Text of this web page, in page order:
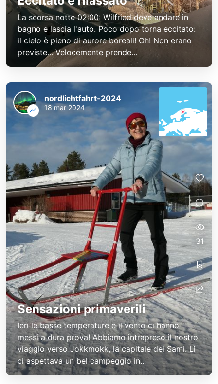
La scorsa notte 02:00: Wilfried deve andare in
bagno e lascia l'auto. Poco dopo torna eccitato:
il cielo è pieno di aurore boreali! Oh! Non erano
previste... Velocemente prende...
Sensazioni primaverili
Ieri le basse temperature e il vento ci hanno
messi a dura prova! Abbiamo intrapreso il nostro
viaggio verso Jokkmokk, la capitale dei Sami. Lì
ci aspettava un bel campeggio in...
nordlichtfahrt-2024
18 mar 2024
31